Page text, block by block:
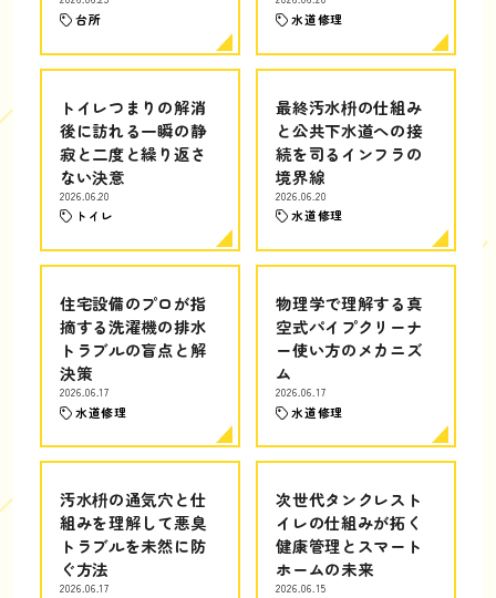
台所 水道修理
トイレつまりの解消
後に訪れる一瞬の静
寂と二度と繰り返さ
ない決意
2026.06.20
トイレ
最終汚水枡の仕組み
と公共下水道への接
続を司るインフラの
境界線
2026.06.20
水道修理
住宅設備のプロが指
摘する洗濯機の排水
トラブルの盲点と解
決策
2026.06.17
水道修理
物理学で理解する真
空式パイプクリーナ
ー使い方のメカニズ
ム
2026.06.17
水道修理
汚水枡の通気穴と仕
組みを理解して悪臭
トラブルを未然に防
ぐ方法
2026.06.17
次世代タンクレスト
イレの仕組みが拓く
健康管理とスマート
ホームの未来
2026.06.15